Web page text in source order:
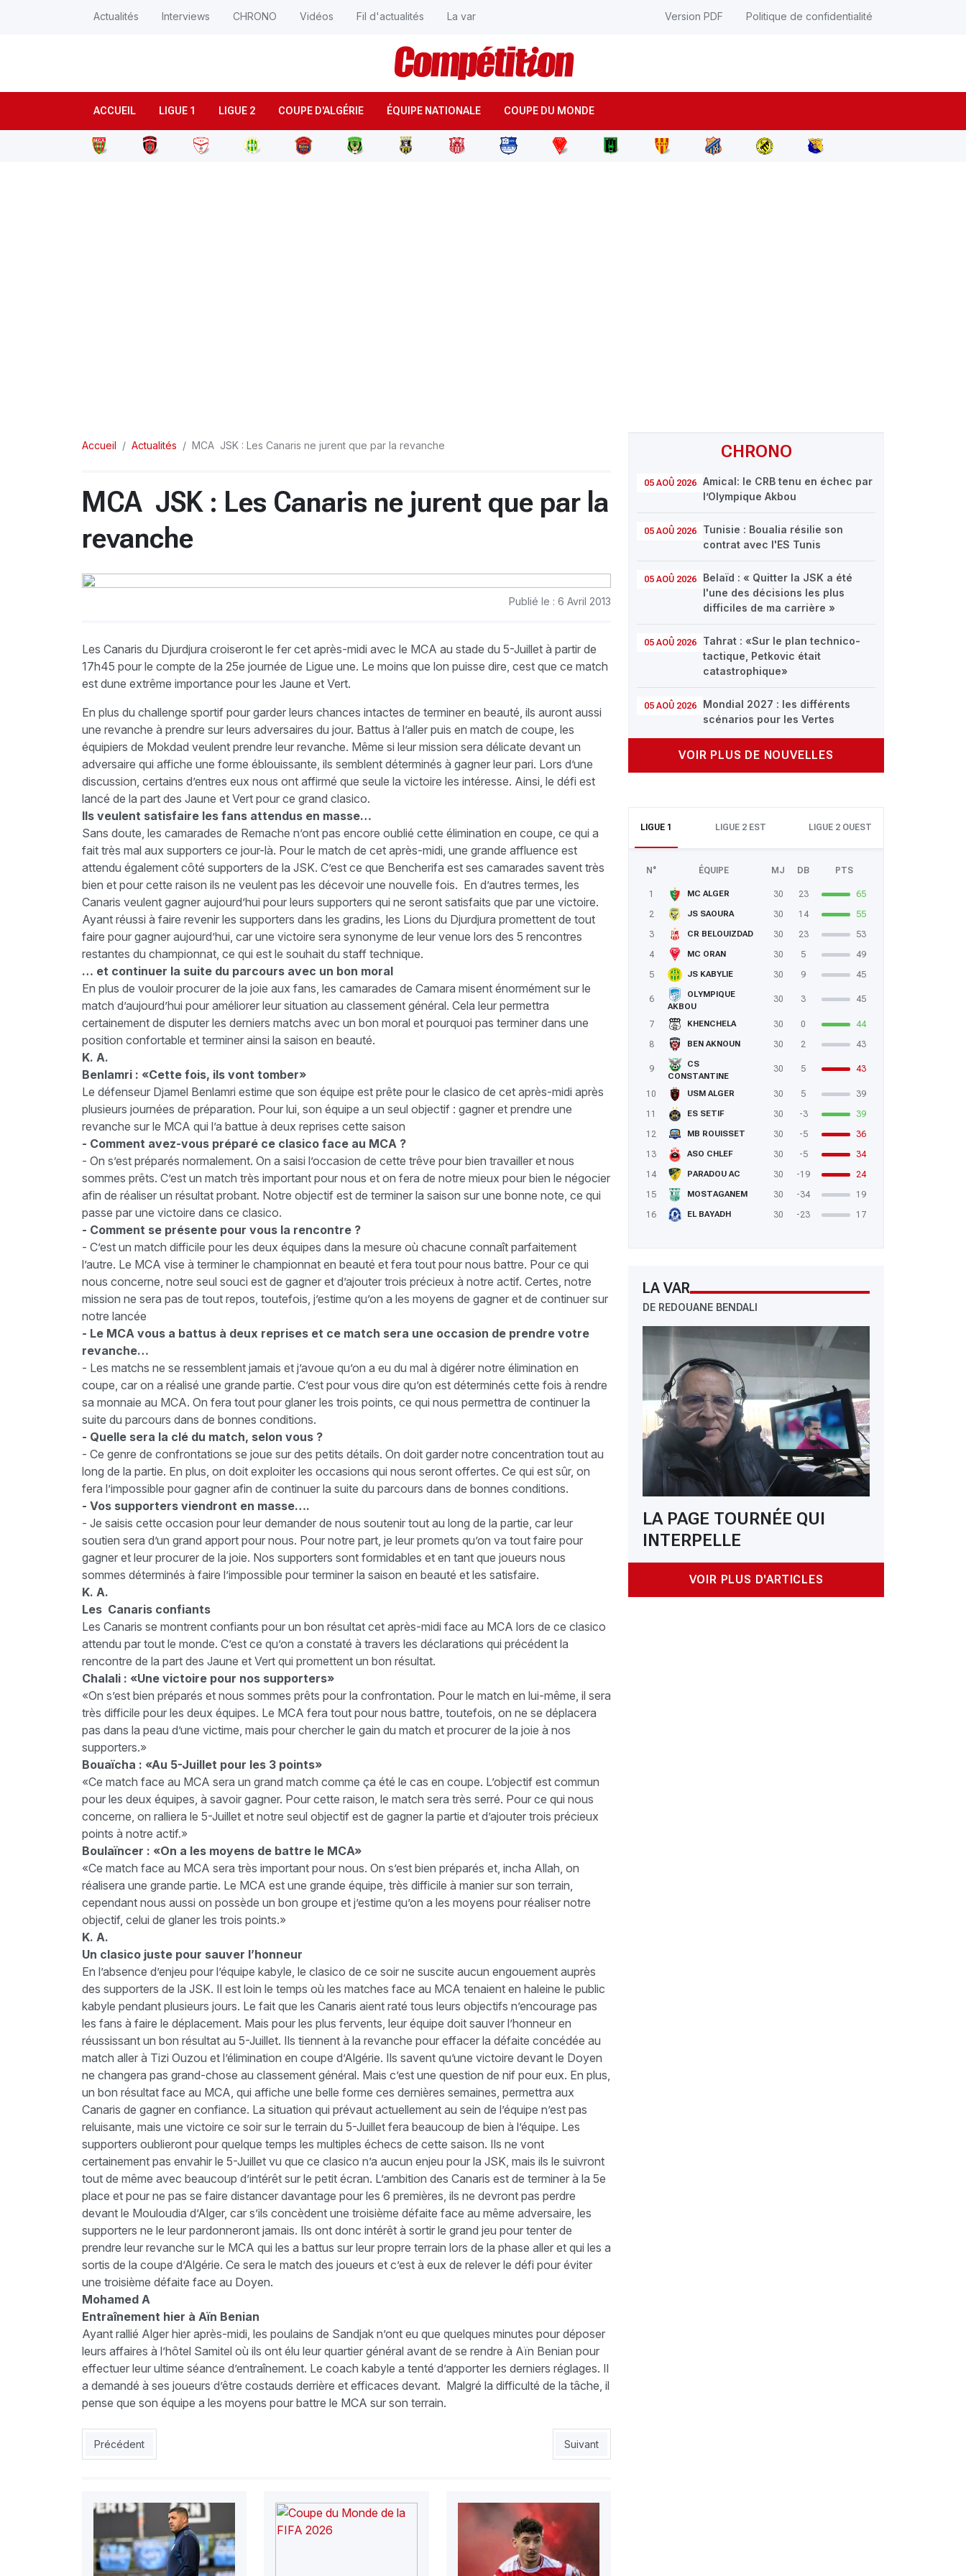
ACCUEIL LIGUE 1 LIGUE 2 COUPE D'ALGÉRIE ÉQUIPE NATIONALE COUPE DU MONDE
Actualités Interviews CHRONO Vidéos Fil d'actualités La var Version PDF Politique de confidentialité
CHRONO
05 AOÛ 2026
Amical: le CRB tenu en échec par
l’Olympique Akbou
05 AOÛ 2026
Tunisie : Boualia résilie son
contrat avec l'ES Tunis
05 AOÛ 2026
Belaïd : « Quitter la JSK a été
l'une des décisions les plus
difficiles de ma carrière »
05 AOÛ 2026
Tahrat : «Sur le plan technico-
tactique, Petkovic était
catastrophique»
05 AOÛ 2026
Mondial 2027 : les différents
scénarios pour les Vertes
VOIR PLUS DE NOUVELLES
LIGUE 1 LIGUE 2 EST LIGUE 2 OUEST
N° ÉQUIPE MJ DB PTS
1 MC ALGER 30 23
65
2
JS SAOURA 30 14
55
3
CR BELOUIZDAD 30 23
53
4
MC ORAN 30 5
49
5
JS KABYLIE 30 9 45
6
OLYMPIQUE
AKBOU
30 3 45
7 KHENCHELA 30 0
44
8
BEN AKNOUN 30 2 43
9
CS
CONSTANTINE
30 5 43
10 USM ALGER 30 5
39
11
ES SETIF 30 -3
39
12
MB ROUISSET 30 -5
36
13
ASO CHLEF 30 -5
34
14
PARADOU AC 30 -19
24
15
MOSTAGANEM 30 -34
19
16
EL BAYADH 30 -23 17
LA VAR
DE REDOUANE BENDALI
LA PAGE TOURNÉE QUI
INTERPELLE
VOIR PLUS D'ARTICLES
Accueil Actualités MCA  JSK : Les Canaris ne jurent que par la revanche
MCA  JSK : Les Canaris ne jurent que par la
revanche
Publié le : 6 Avril 2013
Les Canaris du Djurdjura croiseront le fer cet après-midi avec le MCA au stade du 5-Juillet à partir de
17h45 pour le compte de la 25e journée de Ligue une. Le moins que lon puisse dire, cest que ce match
est dune extrême importance pour les Jaune et Vert.
En plus du challenge sportif pour garder leurs chances intactes de terminer en beauté, ils auront aussi
une revanche à prendre sur leurs adversaires du jour. Battus à l’aller puis en match de coupe, les
équipiers de Mokdad veulent prendre leur revanche. Même si leur mission sera délicate devant un
adversaire qui affiche une forme éblouissante, ils semblent déterminés à gagner leur pari. Lors d’une
discussion, certains d’entres eux nous ont affirmé que seule la victoire les intéresse. Ainsi, le défi est
lancé de la part des Jaune et Vert pour ce grand clasico.
Ils veulent satisfaire les fans attendus en masse…
Sans doute, les camarades de Remache n’ont pas encore oublié cette élimination en coupe, ce qui a
fait très mal aux supporters ce jour-là. Pour le match de cet après-midi, une grande affluence est
attendu également côté supporters de la JSK. C’est ce que Bencherifa est ses camarades savent très
bien et pour cette raison ils ne veulent pas les décevoir une nouvelle fois. En d’autres termes, les
Canaris veulent gagner aujourd’hui pour leurs supporters qui ne seront satisfaits que par une victoire.
Ayant réussi à faire revenir les supporters dans les gradins, les Lions du Djurdjura promettent de tout
faire pour gagner aujourd’hui, car une victoire sera synonyme de leur venue lors des 5 rencontres
restantes du championnat, ce qui est le souhait du staff technique.
… et continuer la suite du parcours avec un bon moral
En plus de vouloir procurer de la joie aux fans, les camarades de Camara misent énormément sur le
match d’aujourd’hui pour améliorer leur situation au classement général. Cela leur permettra
certainement de disputer les derniers matchs avec un bon moral et pourquoi pas terminer dans une
position confortable et terminer ainsi la saison en beauté.
K. A.
Benlamri : «Cette fois, ils vont tomber»
Le défenseur Djamel Benlamri estime que son équipe est prête pour le clasico de cet après-midi après
plusieurs journées de préparation. Pour lui, son équipe a un seul objectif : gagner et prendre une
revanche sur le MCA qui l’a battue à deux reprises cette saison
- Comment avez-vous préparé ce clasico face au MCA ?
- On s’est préparés normalement. On a saisi l’occasion de cette trêve pour bien travailler et nous
sommes prêts. C’est un match très important pour nous et on fera de notre mieux pour bien le négocier
afin de réaliser un résultat probant. Notre objectif est de terminer la saison sur une bonne note, ce qui
passe par une victoire dans ce clasico.
- Comment se présente pour vous la rencontre ?
- C’est un match difficile pour les deux équipes dans la mesure où chacune connaît parfaitement
l’autre. Le MCA vise à terminer le championnat en beauté et fera tout pour nous battre. Pour ce qui
nous concerne, notre seul souci est de gagner et d’ajouter trois précieux à notre actif. Certes, notre
mission ne sera pas de tout repos, toutefois, j’estime qu’on a les moyens de gagner et de continuer sur
notre lancée
- Le MCA vous a battus à deux reprises et ce match sera une occasion de prendre votre
revanche…
- Les matchs ne se ressemblent jamais et j’avoue qu’on a eu du mal à digérer notre élimination en
coupe, car on a réalisé une grande partie. C’est pour vous dire qu’on est déterminés cette fois à rendre
sa monnaie au MCA. On fera tout pour glaner les trois points, ce qui nous permettra de continuer la
suite du parcours dans de bonnes conditions.
- Quelle sera la clé du match, selon vous ?
- Ce genre de confrontations se joue sur des petits détails. On doit garder notre concentration tout au
long de la partie. En plus, on doit exploiter les occasions qui nous seront offertes. Ce qui est sûr, on
fera l’impossible pour gagner afin de continuer la suite du parcours dans de bonnes conditions.
- Vos supporters viendront en masse….
- Je saisis cette occasion pour leur demander de nous soutenir tout au long de la partie, car leur
soutien sera d’un grand apport pour nous. Pour notre part, je leur promets qu’on va tout faire pour
gagner et leur procurer de la joie. Nos supporters sont formidables et en tant que joueurs nous
sommes déterminés à faire l’impossible pour terminer la saison en beauté et les satisfaire.
K. A.
Les Canaris confiants
Les Canaris se montrent confiants pour un bon résultat cet après-midi face au MCA lors de ce clasico
attendu par tout le monde. C’est ce qu’on a constaté à travers les déclarations qui précédent la
rencontre de la part des Jaune et Vert qui promettent un bon résultat.
Chalali : «Une victoire pour nos supporters»
«On s’est bien préparés et nous sommes prêts pour la confrontation. Pour le match en lui-même, il sera
très difficile pour les deux équipes. Le MCA fera tout pour nous battre, toutefois, on ne se déplacera
pas dans la peau d’une victime, mais pour chercher le gain du match et procurer de la joie à nos
supporters.»
Bouaïcha : «Au 5-Juillet pour les 3 points»
«Ce match face au MCA sera un grand match comme ça été le cas en coupe. L’objectif est commun
pour les deux équipes, à savoir gagner. Pour cette raison, le match sera très serré. Pour ce qui nous
concerne, on ralliera le 5-Juillet et notre seul objectif est de gagner la partie et d’ajouter trois précieux
points à notre actif.»
Boulaïncer : «On a les moyens de battre le MCA»
«Ce match face au MCA sera très important pour nous. On s’est bien préparés et, incha Allah, on
réalisera une grande partie. Le MCA est une grande équipe, très difficile à manier sur son terrain,
cependant nous aussi on possède un bon groupe et j’estime qu’on a les moyens pour réaliser notre
objectif, celui de glaner les trois points.»
K. A.
Un clasico juste pour sauver l’honneur
En l’absence d’enjeu pour l’équipe kabyle, le clasico de ce soir ne suscite aucun engouement auprès
des supporters de la JSK. Il est loin le temps où les matches face au MCA tenaient en haleine le public
kabyle pendant plusieurs jours. Le fait que les Canaris aient raté tous leurs objectifs n’encourage pas
les fans à faire le déplacement. Mais pour les plus fervents, leur équipe doit sauver l’honneur en
réussissant un bon résultat au 5-Juillet. Ils tiennent à la revanche pour effacer la défaite concédée au
match aller à Tizi Ouzou et l’élimination en coupe d’Algérie. Ils savent qu’une victoire devant le Doyen
ne changera pas grand-chose au classement général. Mais c’est une question de nif pour eux. En plus,
un bon résultat face au MCA, qui affiche une belle forme ces dernières semaines, permettra aux
Canaris de gagner en confiance. La situation qui prévaut actuellement au sein de l’équipe n’est pas
reluisante, mais une victoire ce soir sur le terrain du 5-Juillet fera beaucoup de bien à l’équipe. Les
supporters oublieront pour quelque temps les multiples échecs de cette saison. Ils ne vont
certainement pas envahir le 5-Juillet vu que ce clasico n’a aucun enjeu pour la JSK, mais ils le suivront
tout de même avec beaucoup d’intérêt sur le petit écran. L’ambition des Canaris est de terminer à la 5e
place et pour ne pas se faire distancer davantage pour les 6 premières, ils ne devront pas perdre
devant le Mouloudia d’Alger, car s’ils concèdent une troisième défaite face au même adversaire, les
supporters ne le leur pardonneront jamais. Ils ont donc intérêt à sortir le grand jeu pour tenter de
prendre leur revanche sur le MCA qui les a battus sur leur propre terrain lors de la phase aller et qui les a
sortis de la coupe d’Algérie. Ce sera le match des joueurs et c’est à eux de relever le défi pour éviter
une troisième défaite face au Doyen.
Mohamed A
Entraînement hier à Aïn Benian
Ayant rallié Alger hier après-midi, les poulains de Sandjak n’ont eu que quelques minutes pour déposer
leurs affaires à l’hôtel Samitel où ils ont élu leur quartier général avant de se rendre à Aïn Benian pour
effectuer leur ultime séance d’entraînement. Le coach kabyle a tenté d’apporter les derniers réglages. Il
a demandé à ses joueurs d’être costauds derrière et efficaces devant. Malgré la difficulté de la tâche, il
pense que son équipe a les moyens pour battre le MCA sur son terrain.
Article précédent : Asante Kotoko  JSMB : Concentration maximale dans le camp béjaoui
Précédent Article suivant : MCO-USMH : Les Hamraoua prêts à assurer les 3 points
Suivant